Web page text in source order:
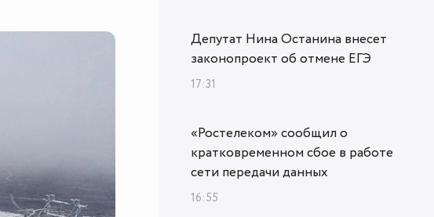
Депутат Нина Останина внесет
законопроект об отмене ЕГЭ
17:31
«Ростелеком» сообщил о
кратковременном сбое в работе
сети передачи данных
16:55